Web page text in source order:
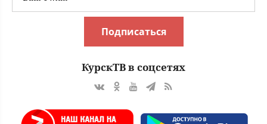
Подписаться
КурскТВ в соцсетях